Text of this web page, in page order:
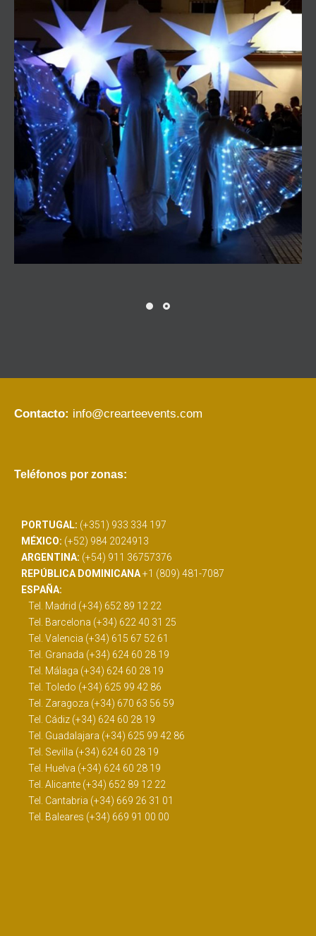
Pasacalles Danza Estelar
Contacto: info@crearteevents.com
Teléfonos por zonas:
PORTUGAL: (+351) 933 334 197
MÉXICO: (+52) 984 2024913
ARGENTINA: (+54) 911 36757376
REPÚBLICA DOMINICANA+1 (809) 481-7087
ESPAÑA:
Tel. Madrid (+34) 652 89 12 22
Tel. Barcelona (+34) 622 40 31 25
Tel. Valencia (+34) 615 67 52 61
Tel. Granada (+34) 624 60 28 19
Tel. Málaga (+34) 624 60 28 19
Tel. Toledo (+34) 625 99 42 86
Tel. Zaragoza (+34) 670 63 56 59
Tel. Cádiz (+34) 624 60 28 19
Tel. Guadalajara (+34) 625 99 42 86
Tel. Sevilla (+34) 624 60 28 19
Tel. Huelva (+34) 624 60 28 19
Tel. Alicante (+34) 652 89 12 22
Tel. Cantabria (+34) 669 26 31 01
Tel. Baleares (+34) 669 91 00 00